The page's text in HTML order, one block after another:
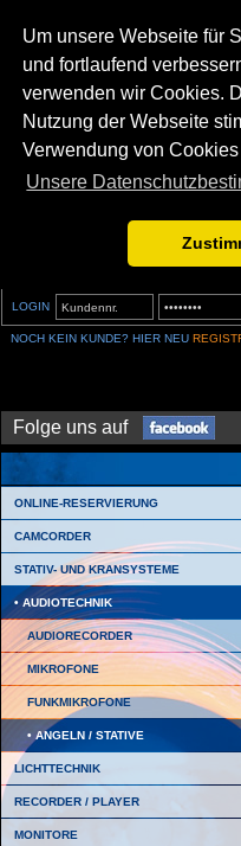
Um unsere Webseite für
und fortlaufend
verwenden wir Cookies.
Nutzung der Webseite
Verwendung von Cookies
Unsere
LOGIN
NOCH KEIN KUNDE? HIER NEU
Folge uns auf
ONLINE-RESERVIERUNG
CAMCORDER
STATIV- UND KRANSYSTEME
AUDIOTECHNIK
AUDIORECORDER
MIKROFONE
FUNKMIKROFONE
ANGELN / STATIVE
LICHTTECHNIK
RECORDER / PLAYER
MONITORE